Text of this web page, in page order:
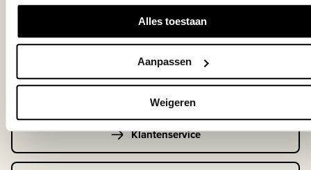
Alles toestaan
Aanpassen
Weigeren
Maandag t/m vrijdag | 08.00 - 17.00 uur
Klantenservice